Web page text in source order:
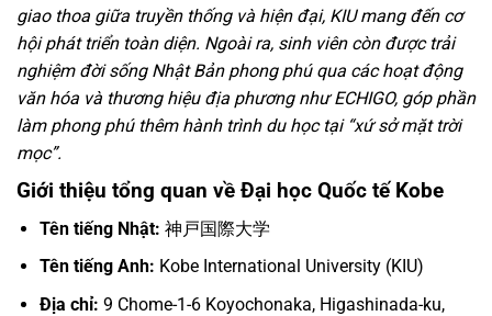
giao thoa giữa truyền thống và hiện đại, KIU mang đến cơ
hội phát triển toàn diện. Ngoài ra, sinh viên còn được trải
nghiệm đời sống Nhật Bản phong phú qua các hoạt động
văn hóa và thương hiệu địa phương như ECHIGO, góp phần
làm phong phú thêm hành trình du học tại “xứ sở mặt trời
mọc”.
Giới thiệu tổng quan về Đại học Quốc tế Kobe
Tên tiếng Nhật: 神戸国際大学
Tên tiếng Anh: Kobe International University (KIU)
Địa chỉ: 9 Chome-1-6 Koyochonaka, Higashinada-ku,